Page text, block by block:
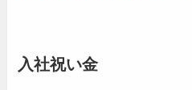
入社祝い金